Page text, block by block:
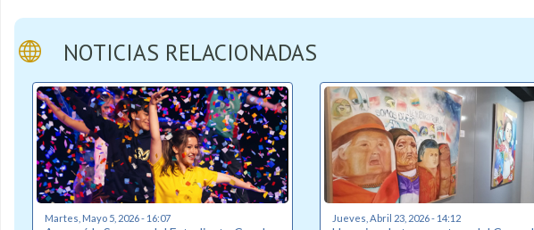
NOTICIAS RELACIONADAS
Martes, Mayo 5, 2026 - 16:07 Jueves, Abril 23, 2026 - 14:12